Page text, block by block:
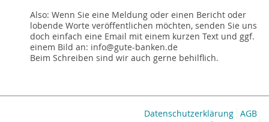
Also: Wenn Sie eine Meldung oder einen Bericht oder
lobende Worte veröffentlichen möchten, senden Sie uns
doch einfach eine Email mit einem kurzen Text und ggf.
einem Bild an: info@gute-banken.de
Beim Schreiben sind wir auch gerne behilflich.
AGB
Datenschutzerklärung